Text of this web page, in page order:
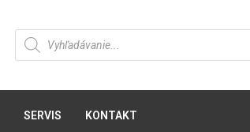
SERVIS KONTAKT